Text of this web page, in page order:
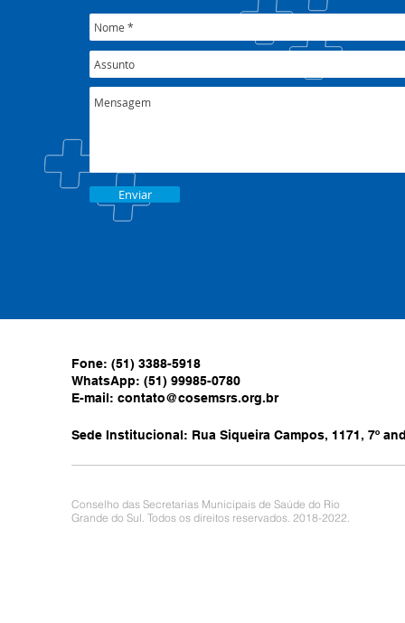
Enviar
Fone: (51) 3388-5918
WhatsApp: (51) 99985-0780
E-mail: contato@cosemsrs.org.br
Sede Institucional: Rua Siqueira Campos, 1171, 7º
Conselho das Secretarias Municipais de Saúde do Rio
Grande do Sul. Todos os direitos reservados. 2018-2022.